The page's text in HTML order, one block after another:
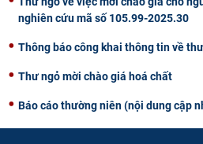
nghiên cứu mã số 105.99-2025.30
Thông báo công khai thông tin về
Thư ngỏ mời chào giá hoá chất
Báo cáo thường niên (nội dung cập